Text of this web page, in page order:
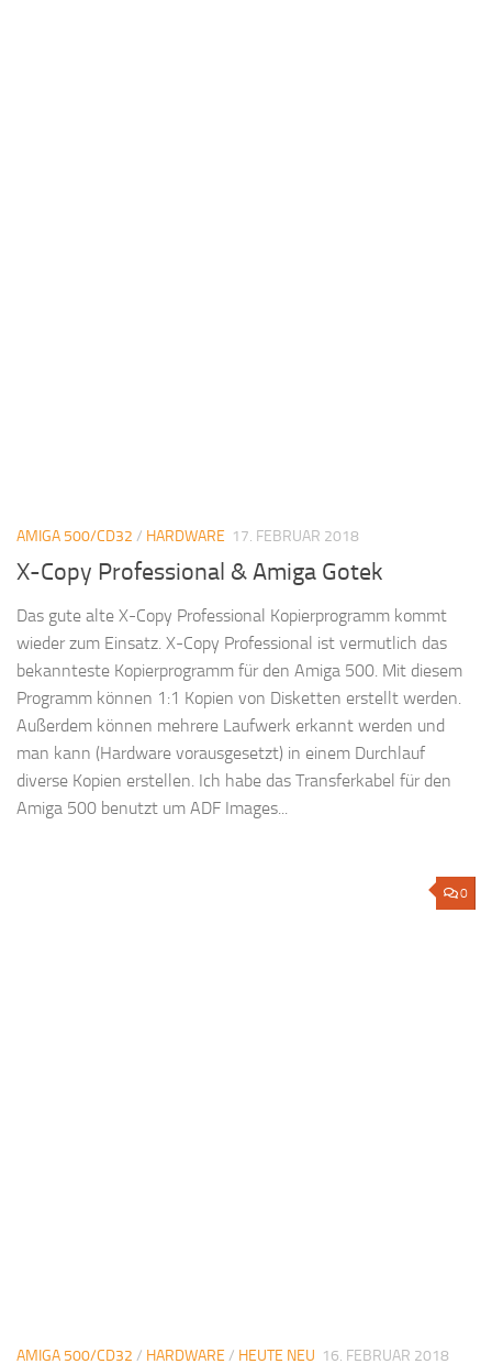
AMIGA 500/CD32 / HARDWARE 17. FEBRUAR 2018
X-Copy Professional & Amiga Gotek
Das gute alte X-Copy Professional Kopierprogramm kommt
wieder zum Einsatz. X-Copy Professional ist vermutlich das
bekannteste Kopierprogramm für den Amiga 500. Mit diesem
Programm können 1:1 Kopien von Disketten erstellt werden.
Außerdem können mehrere Laufwerk erkannt werden und
man kann (Hardware vorausgesetzt) in einem Durchlauf
diverse Kopien erstellen. Ich habe das Transferkabel für den
Amiga 500 benutzt um ADF Images...
0
AMIGA 500/CD32 / HARDWARE / HEUTE NEU 16. FEBRUAR 2018